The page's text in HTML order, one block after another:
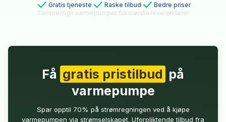
Gratis tjeneste Raske tilbud
Bedre priser
Sammenlign varmepumper fra største leverandører
Få gratis pristilbud på
varmepumpe
Spar opptil 70% på strømregningen ved å kjøpe
varmepumpen via strømselskapet. Uforpliktende tilbud fra